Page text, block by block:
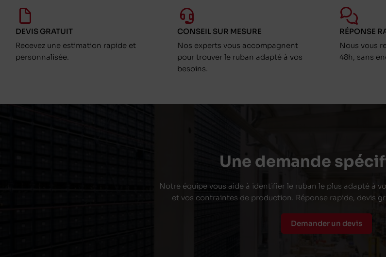
DEVIS GRATUIT
Recevez une estimation rapide et
personnalisée.
CONSEIL SUR MESURE
Nos experts vous accompagnent
pour trouver le ruban adapté à vos
besoins.
RÉPONSE
Nous vous
48h, sans
Une demande
Notre équipe vous aide à identifier le ruban le plus adapté à
et vos contraintes de production. Réponse rapide, devis
Demander un devis